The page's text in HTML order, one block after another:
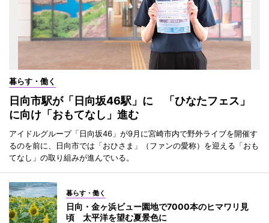
暮らす・働く
日向市駅が「日向坂46駅」に 「ひなたフェス」
に向け「おもてなし」進む
アイドルグループ「日向坂46」が9月に宮崎市内で野外ライブを開催す
るのを前に、日向市では「おひさま」（ファンの愛称）を迎える「おも
てなし」の取り組みが進んでいる。
暮らす・働く
日向・金ヶ浜ビュー園地で7000本のヒマワリ見
頃 太平洋を望む夏景色に